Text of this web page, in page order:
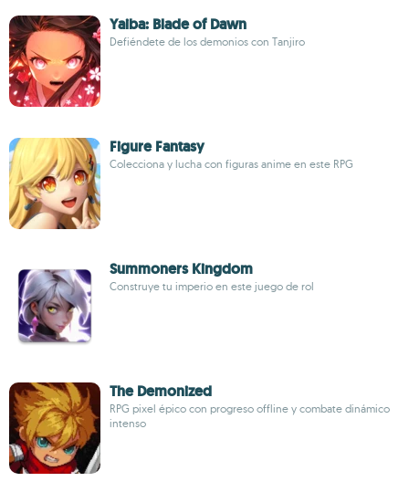
Yaiba: Blade of Dawn
Defiéndete de los demonios con Tanjiro
Figure Fantasy
Colecciona y lucha con figuras anime en este RPG
Summoners Kingdom
Construye tu imperio en este juego de rol
The Demonized
RPG pixel épico con progreso offline y combate dinámico
intenso